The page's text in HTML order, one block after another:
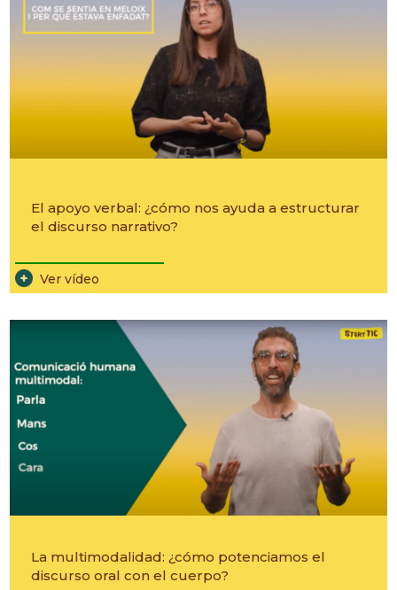
El apoyo verbal: ¿cómo nos ayuda a estructurar
el discurso narrativo?
________________________
Ver vídeo
La multimodalidad: ¿cómo potenciamos el
discurso oral con el cuerpo?